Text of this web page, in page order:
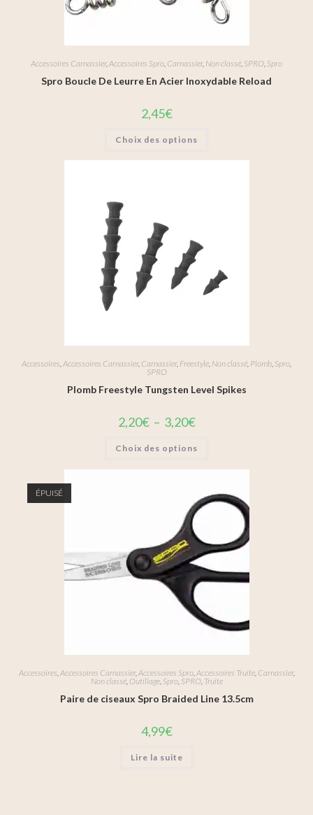
Accessoires Carnassier, Accessoires Spro Carnassier, Non classé SPRO Spro
Spro Boucle De Leurre En Acier Inoxydable Reload
2,45€
Choix des options
Accessoires,Accessoires Carnassier, Carnassier, Freestyle, Non classé, Plomb, Spro,
SPRO
Plomb Freestyle Tungsten Level Spikes
2,20€ – 3,20€
Choix des options
ÉPUISÉ
Accessoires Accessoires Carnassier, Accessoires Spro, Accessoires Truite, Carnassier,
Non classé, Outillage, Spro, SPRO, Truite
Paire de ciseaux Spro Braided Line 13.5cm
4,99€
Lire la suite